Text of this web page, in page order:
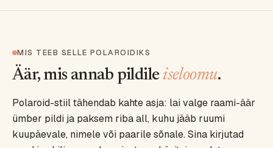
MIS TEEB SELLE POLAROIDIKS
Äär, mis annab pildile iseloomu.
Polaroid-stiil tähendab kahte asja: lai valge raami-äär
ümber pildi ja paksem riba all, kuhu jääb ruumi
kuupäevale, nimele või paarile sõnale. Sina kirjutad